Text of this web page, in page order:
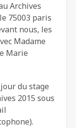
Archives
75003 paris
nous, les
Madame
Marie
du stage
2015 sous